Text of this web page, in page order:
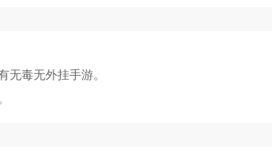
无毒无外挂手游。
最新版